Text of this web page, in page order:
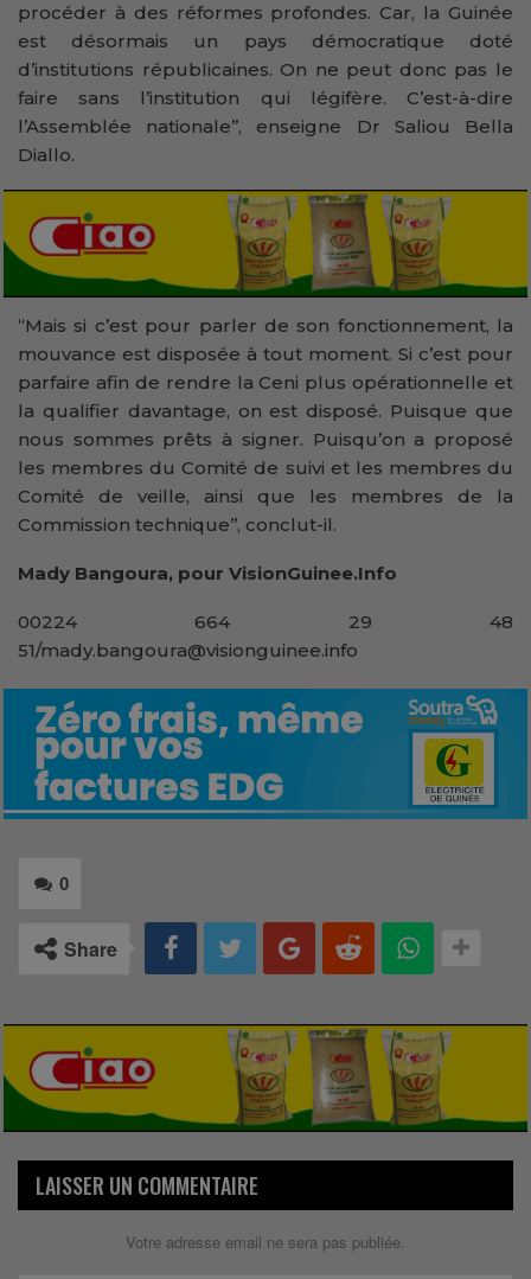
procéder à des réformes profondes. Car, la Guinée
est désormais un pays démocratique doté
d’institutions républicaines. On ne peut donc pas le
faire sans l’institution qui légifère. C’est-à-dire
l’Assemblée nationale’’, enseigne Dr Saliou Bella
Diallo.
‘‘Mais si c’est pour parler de son fonctionnement, la
mouvance est disposée à tout moment. Si c’est pour
parfaire afin de rendre la Ceni plus opérationnelle et
la qualifier davantage, on est disposé. Puisque que
nous sommes prêts à signer. Puisqu’on a proposé
les membres du Comité de suivi et les membres du
Comité de veille, ainsi que les membres de la
Commission technique’’, conclut-il.
Mady Bangoura, pour VisionGuinee.Info
00224 664 29 48
51/mady.bangoura@visionguinee.info
0
Share
LAISSER UN COMMENTAIRE
Votre adresse email ne sera pas publiée.